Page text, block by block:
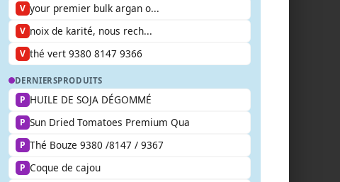
V your premier bulk argan o...
V noix de karité, nous rech...
V thé vert 9380 8147 9366
DERNIERSPRODUITS
P HUILE DE SOJA DÉGOMMÉ
P Sun Dried Tomatoes Premium Qua
P Thé Bouze 9380 /8147 / 9367
P Coque de cajou